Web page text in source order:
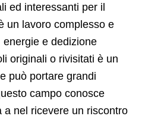
ed interessanti per il
un lavoro complesso e
e dedizione
originali o rivisitati è un
può portare grandi
campo conosce
a nel ricevere un riscontro